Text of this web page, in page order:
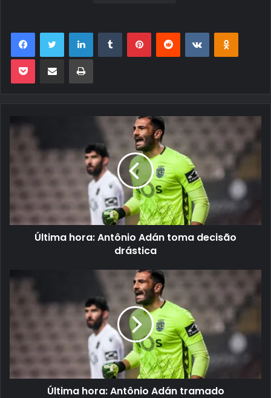
FacebookTwitter LinkedinTumblr PinterestReddit VK OK
Pocket Compartilhar via e-mail Imprimir
Última hora: Antônio Adán toma decisão
drástica
Última hora: Antônio Adán tramado